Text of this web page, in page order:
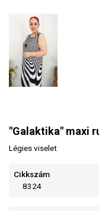
"Galaktika" maxi
Légies viselet
Cikkszám
8324